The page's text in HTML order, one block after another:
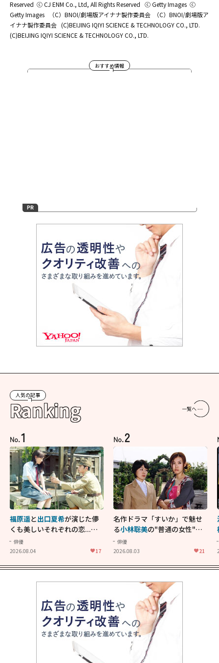
Reserved ⓒ CJ ENM Co., Ltd, All Rights Reserved ⓒ Getty Images ⓒ
Getty Images
（C）BNOI/劇場版アイナナ製作委員会
（C）BNOI/劇場版ア
イナナ製作委員会 (C)BEIJING IQIYI SCIENCE & TECHNOLOGY CO., LTD.
(C)BEIJING IQIYI SCIENCE & TECHNOLOGY CO., LTD.
おすすめ情報
人気の記事
Ranking 一覧へ
No.1
福原遥と出口夏希が演じた儚
くも美しいそれぞれの恋...生
きることの尊さを教えてくれ
た映画「あの花が咲く丘で、
俳優
2026.08.04
17
No.2
名作ドラマ「すいか」で魅せ
る小林聡美の"普通の女性"が
大人に刺さる...映画「かもめ
食堂」にも通じる静かな芝居
俳優
2026.08.03
21